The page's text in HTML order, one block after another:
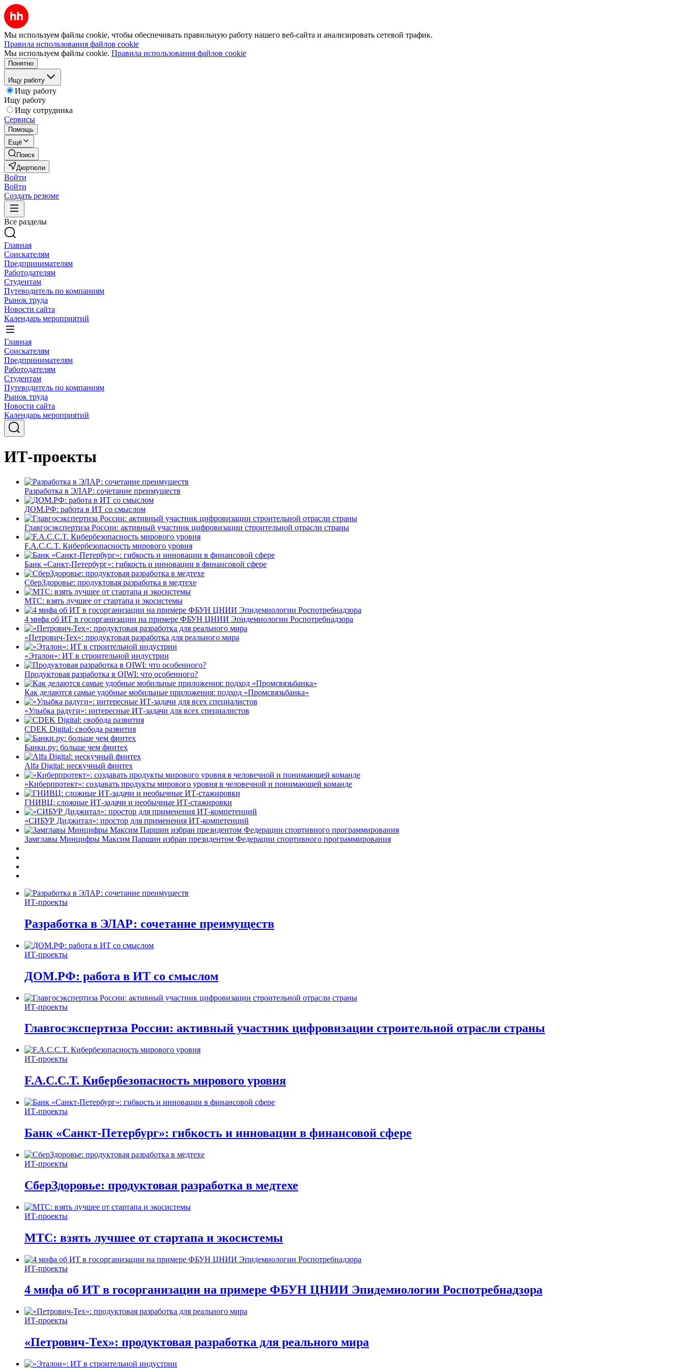
Мы используем файлы cookie, чтобы обеспечивать правильную работу нашего веб-сайта и анализировать сетевой трафик.
Правила использования файлов cookie
Мы используем файлы cookie. Правила использования файлов cookie
Понятно
Ищу работу
Ищу работу
Ищу работу
Ищу сотрудника
Сервисы
Помощь
Ещё
Поиск
Дюртюли
Войти
Войти
Создать резюме
Все разделы
Главная
Соискателям
Предпринимателям
Работодателям
Студентам
Путеводитель по компаниям
Рынок труда
Новости сайта
Календарь мероприятий
Главная
Соискателям
Предпринимателям
Работодателям
Студентам
Путеводитель по компаниям
Рынок труда
Новости сайта
Календарь мероприятий
ИТ-проекты
Разработка в ЭЛАР: сочетание преимуществ
ДОМ.РФ: работа в ИТ со смыслом
Главгосэкспертиза России: активный участник цифровизации строительной отрасли страны
F.A.C.C.T. Кибербезопасность мирового уровня
Банк «Санкт-Петербург»: гибкость и инновации в финансовой сфере
СберЗдоровье: продуктовая разработка в медтехе
МТС: взять лучшее от стартапа и экосистемы
4 мифа об ИТ в госорганизации на примере ФБУН ЦНИИ Эпидемиологии Роспотребнадзора
«Петрович-Тех»: продуктовая разработка для реального мира
«Эталон»: ИТ в строительной индустрии
Продуктовая разработка в QIWI: что особенного?
Как делаются самые удобные мобильные приложения: подход «Промсвязьбанка»
«Улыбка радуги»: интересные ИТ-задачи для всех специалистов
CDEK Digital: свобода развития
Банки.ру: больше чем финтех
Alfa Digital: нескучный финтех
«Киберпротект»: создавать продукты мирового уровня в человечной и понимающей команде
ГНИВЦ: сложные ИТ‑задачи и необычные ИТ‑стажировки
«СИБУР Диджитал»: простор для применения ИТ-компетенций
Замглавы Минцифры Максим Паршин избран президентом Федерации спортивного программирования
ИТ-проекты
Разработка в ЭЛАР: сочетание преимуществ
ИТ-проекты
ДОМ.РФ: работа в ИТ со смыслом
ИТ-проекты
Главгосэкспертиза России: активный участник цифровизации строительной отрасли страны
ИТ-проекты
F.A.C.C.T. Кибербезопасность мирового уровня
ИТ-проекты
Банк «Санкт-Петербург»: гибкость и инновации в финансовой сфере
ИТ-проекты
СберЗдоровье: продуктовая разработка в медтехе
ИТ-проекты
МТС: взять лучшее от стартапа и экосистемы
ИТ-проекты
4 мифа об ИТ в госорганизации на примере ФБУН ЦНИИ Эпидемиологии Роспотребнадзора
ИТ-проекты
«Петрович-Тех»: продуктовая разработка для реального мира